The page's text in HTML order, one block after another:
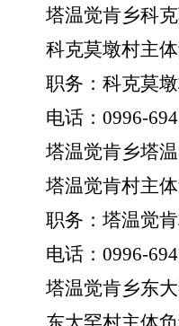
塔温觉肯乡科
科克莫墩村主
职务：科克莫墩
电话： 0996-
塔温觉肯乡塔
塔温觉肯村主
职务：塔温觉
电话： 0996-
塔温觉肯乡东